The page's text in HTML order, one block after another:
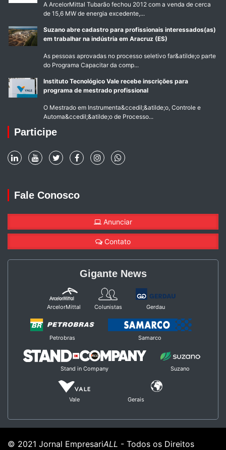
A ArcelorMittal Tubarão fechou 2012 com a venda de cerca
de 15,6 MW de energia excedente,...
Suzano abre cadastro para profissionais interessados(as)
em trabalhar na indústria em Aracruz (ES)
As pessoas aprovadas no processo seletivo far&atilde;o parte
do Programa Capacitar da comp...
Instituto Tecnológico Vale recebe inscrições para
programa de mestrado profissional
O Mestrado em Instrumenta&ccedil;&atilde;o, Controle e
Automa&ccedil;&atilde;o de Processo...
Participe
Fale Conosco
Anunciar
Contato
Gigante News
ArcelorMittal Colunistas Gerdau
Petrobras Samarco
Stand in Company Suzano
Vale Gerais
© 2021 Jornal EmpresariALL - Todos os Direitos